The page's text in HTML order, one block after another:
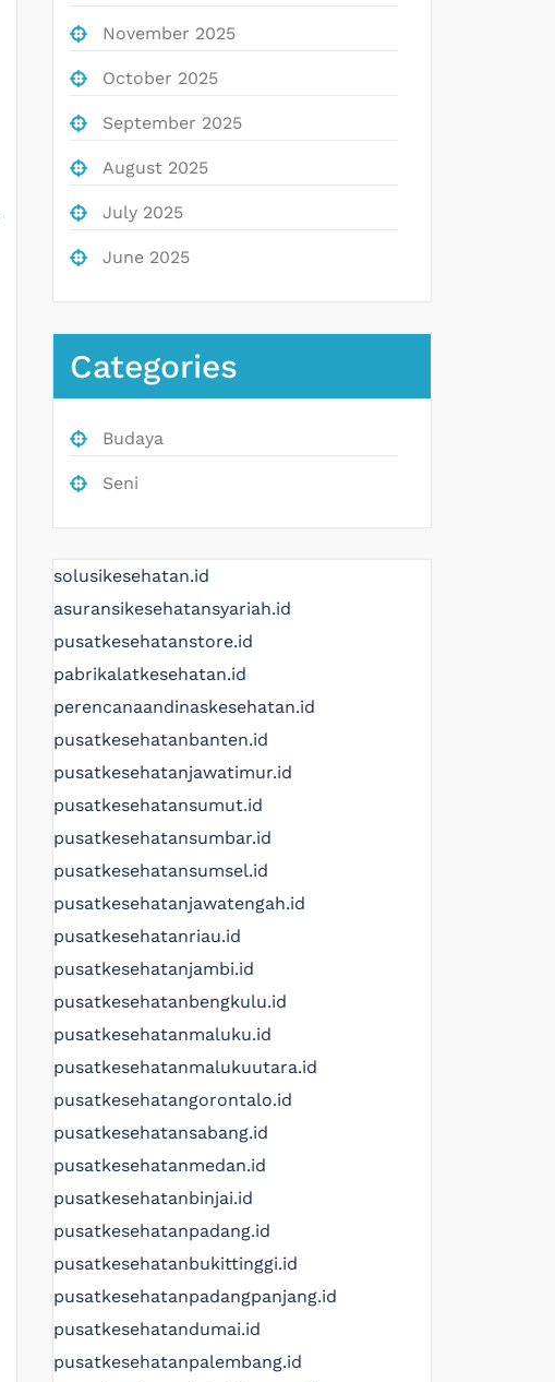
November 2025
October 2025
September 2025
August 2025
July 2025
June 2025
Categories
Budaya
Seni
solusikesehatan.id
asuransikesehatansyariah.id
pusatkesehatanstore.id
pabrikalatkesehatan.id
perencanaandinaskesehatan.id
pusatkesehatanbanten.id
pusatkesehatanjawatimur.id
pusatkesehatansumut.id
pusatkesehatansumbar.id
pusatkesehatansumsel.id
pusatkesehatanjawatengah.id
pusatkesehatanriau.id
pusatkesehatanjambi.id
pusatkesehatanbengkulu.id
pusatkesehatanmaluku.id
pusatkesehatanmalukuutara.id
pusatkesehatangorontalo.id
pusatkesehatansabang.id
pusatkesehatanmedan.id
pusatkesehatanbinjai.id
pusatkesehatanpadang.id
pusatkesehatanbukittinggi.id
pusatkesehatanpadangpanjang.id
pusatkesehatandumai.id
pusatkesehatanpalembang.id